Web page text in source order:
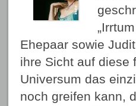
Ehepaar sowie
ihre Sicht auf
Universum das
noch greifen kann,